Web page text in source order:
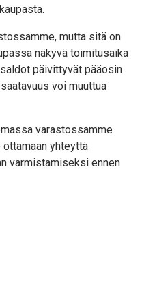
mutta sitä on
näkyvä toimitusaika
päivittyvät pääosin
voi muuttua
varastossamme
yhteyttä
varmistamiseksi ennen